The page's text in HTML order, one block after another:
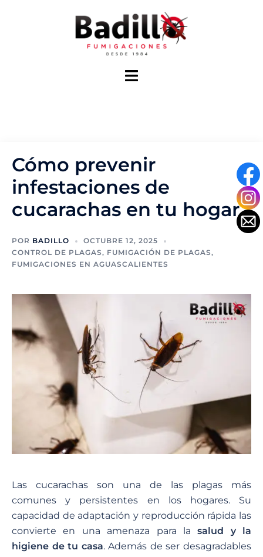
Alternar
Cómo prevenir
infestaciones de
cucarachas en tu hogar
POR BADILLO
OCTUBRE 12, 2025
CONTROL DE PLAGAS, FUMIGACIÓN DE PLAGAS,
FUMIGACIONES EN AGUASCALIENTES
Las cucarachas son una de las plagas más
comunes y persistentes en los hogares. Su
capacidad de adaptación y reproducción rápida las
convierte en una amenaza para lasalud y la
higiene de tu casa. Además de ser desagradables